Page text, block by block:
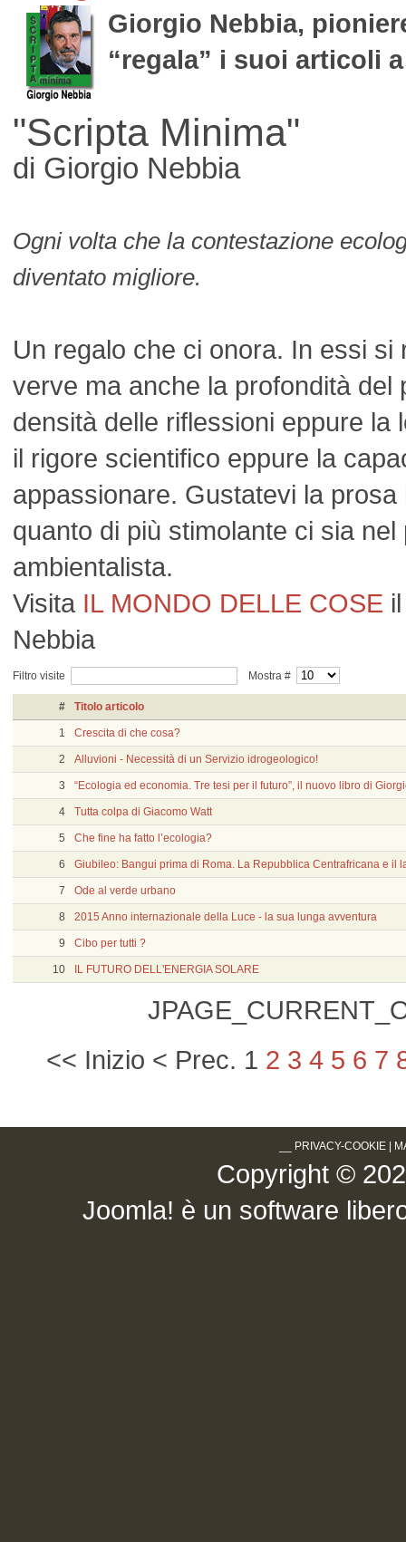
Giorgio Nebbia,
“regala” i suoi articoli
"Scripta Minima"
di Giorgio Nebbia
Ogni volta che la contestazione
diventato migliore.
Un regalo che ci onora. In essi si
verve ma anche la profondità del
densità delle riflessioni eppure la
il rigore scientifico eppure la
appassionare. Gustatevi la
quanto di più stimolante ci sia nel
ambientalista.
Visita IL MONDO DELLE COSE
Nebbia
Filtro visite Mostra #
# Titolo articolo
1 Crescita di che cosa?
2 Alluvioni - Necessità di un Servizio idrogeologico!
3 “Ecologia ed economia. Tre tesi per il futuro”, il nuovo libro di
4 Tutta colpa di Giacomo Watt
5 Che fine ha fatto l’ecologia?
6 Giubileo: Bangui prima di Roma. La Repubblica Centrafricana e il
7 Ode al verde urbano
8 2015 Anno internazionale della Luce - la sua lunga avventura
9 Cibo per tutti ?
10 IL FUTURO DELL'ENERGIA SOLARE
<< Inizio < Prec. 1 2 3 4 5 6 7
PRIVACY-COOKIE
Copyright ©
Joomla! è un software